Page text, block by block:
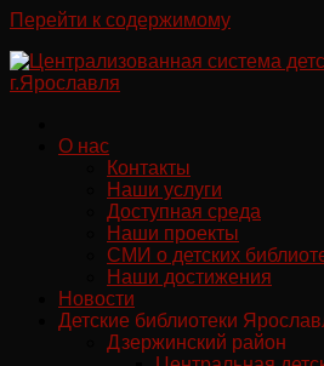
Перейти к содержимому
О нас
Контакты
Наши услуги
Доступная среда
Наши проекты
СМИ о детских
Наши достижения
Новости
Детские библиотеки
Дзержинский район